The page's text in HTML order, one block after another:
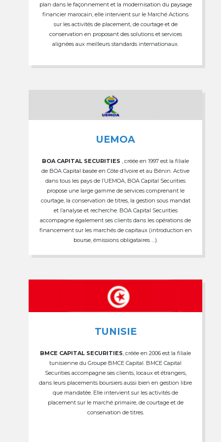
plan dans le façonnement et la modernisation du paysage
financier marocain, elle intervient sur le Marché Actions
sur les activités de placement, de courtage et de
conservation en proposant des solutions et services
alignées aux meilleurs standards internationaux.
UEMOA
BOA CAPITAL SECURITIES , créée en 1997 est la filiale
de BOA Capital basée en Côte d’Ivoire et au Bénin. Active
dans tous les pays de l’UEMOA, BOA Capital Securities
propose une large gamme de services comprenant le
courtage, la conservation de titres, la gestion sous mandat
et l’analyse et recherche. BOA Capital Securities
accompagne également ses clients dans les opérations de
financement sur les marchés de capitaux (introduction en
bourse, émissions obligataires …).
TUNISIE
BMCE CAPITAL SECURITIES , créée en 2006 est la filiale
tunisienne du Groupe BMCE Capital. BMCE Capital
Securities accompagne ses clients, locaux et étrangers,
dans leurs placements boursiers aussi bien en gestion libre
que mandatée. Elle intervient sur les activités de
placement sur le marché primaire, de courtage et de
conservation de titres.